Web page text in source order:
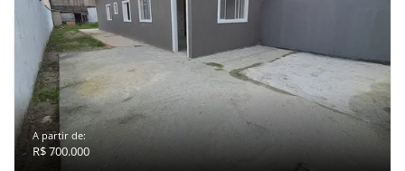
A partir de:
R$ 700.000